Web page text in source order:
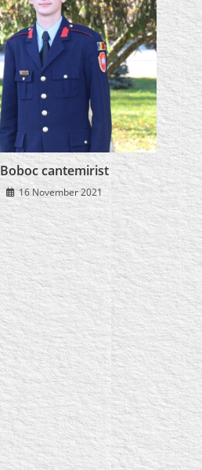
Boboc cantemirist
16 November 2021